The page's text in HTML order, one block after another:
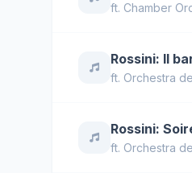
ft. Chamber
Rossini: Il
ft. Orchestra
Rossini:
ft. Orchestra